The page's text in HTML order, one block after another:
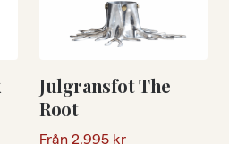
Julgransfot The
Root
Från 2,995 kr